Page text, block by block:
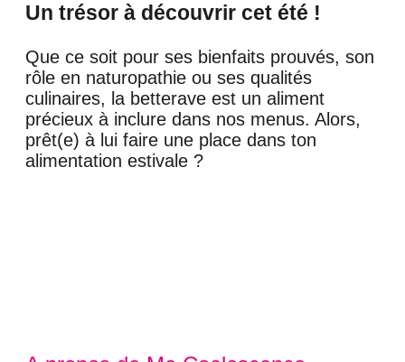
Un trésor à découvrir cet été !
Que ce soit pour ses bienfaits prouvés, son
rôle en naturopathie ou ses qualités
culinaires, la betterave est un aliment
précieux à inclure dans nos menus. Alors,
prêt(e) à lui faire une place dans ton
alimentation estivale ?